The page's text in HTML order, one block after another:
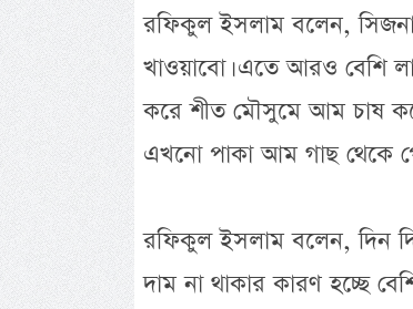
রফিকুল ইসলাম বলেন,
খাওয়াবো। এতে আরও বেশি
করে শীত মৌসুমে আম চাষ
এখনো পাকা আম গাছ থেকে
রফিকুল ইসলাম বলেন, দিন
দাম না থাকার কারণ হচ্ছে